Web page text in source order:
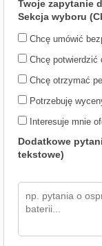
Twoje zapytanie
Sekcja wyboru
Chcę umówić
Chcę potwierdzić
Chcę otrzymać
Potrzebuję
Interesuje mnie
Dodatkowe
tekstowe)